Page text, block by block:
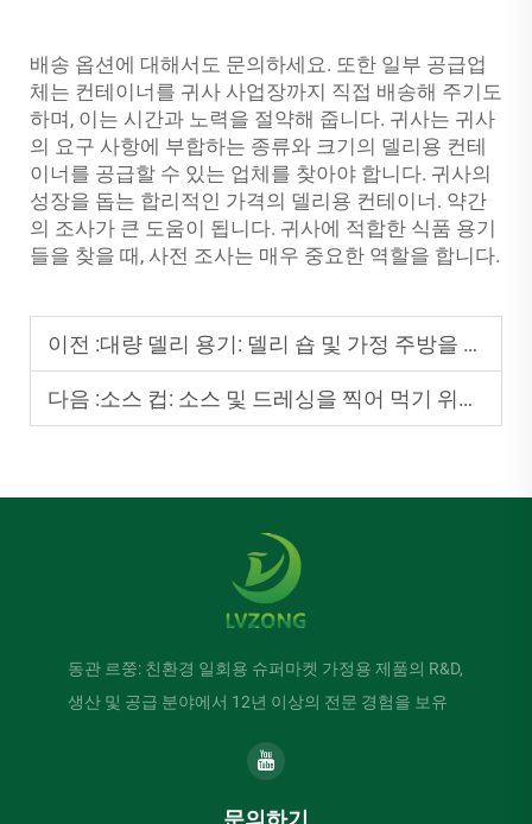
배송 옵션에 대해서도 문의하세요. 또한 일부 공급업
체는 컨테이너를 귀사 사업장까지 직접 배송해 주기도
하며, 이는 시간과 노력을 절약해 줍니다. 귀사는 귀사
의 요구 사항에 부합하는 종류와 크기의 델리용 컨테
이너를 공급할 수 있는 업체를 찾아야 합니다. 귀사의
성장을 돕는 합리적인 가격의 델리용 컨테이너. 약간
의 조사가 큰 도움이 됩니다. 귀사에 적합한 식품 용기
들을 찾을 때, 사전 조사는 매우 중요한 역할을 합니다.
이전 :대량 델리 용기: 델리 숍 및 가정 주방을 위한 필수 용품
다음 :소스 컵: 소스 및 드레싱을 찍어 먹기 위한 소형 일회용 피크
동관 르쭝: 친환경 일회용 슈퍼마켓 가정용 제품의 R&D,
생산 및 공급 분야에서 12년 이상의 전문 경험을 보유
문의하기